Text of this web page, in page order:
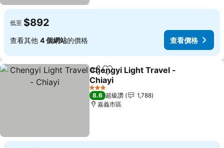
低至 $892
查看其他 4 個網站的價格 查看價格
分享 加入我的最愛
Chengyi Light Travel -
Chiayi
3 星級
8.6 超級讚
1,788
嘉義市區